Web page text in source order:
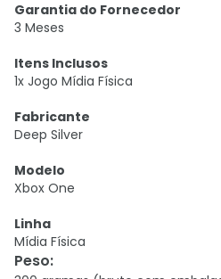
Garantia do Fornecedor
3 Meses
Itens Inclusos
1x Jogo Mídia Física
Fabricante
Deep Silver
Modelo
Xbox One
Linha
Mídia Física
Peso: